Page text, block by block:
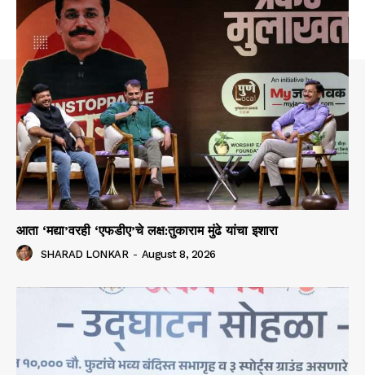
आता ‘मद्या’वरही ‘एफडीए’चे लक्ष:तुकाराम मुंढे यांचा इशारा
SHARAD LONKAR - August 8, 2026